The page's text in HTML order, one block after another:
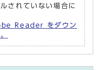
されていない場合に
Reader をダウン